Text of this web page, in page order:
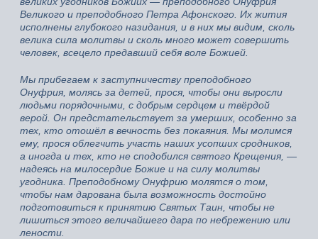
Великого и преподобного Петра Афонского. Их жития
исполнены глубокого назидания, и в них мы видим, сколь
велика сила молитвы и сколь много может совершить
человек, всецело предавший себя воле Божией.
Мы прибегаем к заступничеству преподобного
Онуфрия, молясь за детей, прося, чтобы они выросли
людьми порядочными, с добрым сердцем и твёрдой
верой. Он предстательствует за умерших, особенно за
тех, кто отошёл в вечность без покаяния. Мы молимся
ему, прося облегчить участь наших усопших сродников,
а иногда и тех, кто не сподобился святого Крещения, —
надеясь на милосердие Божие и на силу молитвы
угодника. Преподобному Онуфрию молятся о том,
чтобы нам дарована была возможность достойно
подготовиться к принятию Святых Таин, чтобы не
лишиться этого величайшего дара по небрежению или
лености.